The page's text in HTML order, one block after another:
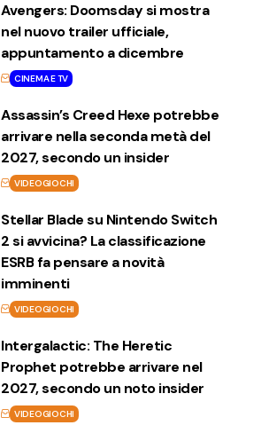
Avengers: Doomsday si mostra
nel nuovo trailer ufficiale,
appuntamento a dicembre
CINEMA E TV
Assassin’s Creed Hexe potrebbe
arrivare nella seconda metà del
2027, secondo un insider
VIDEOGIOCHI
Stellar Blade su Nintendo Switch
2 si avvicina? La classificazione
ESRB fa pensare a novità
imminenti
VIDEOGIOCHI
Intergalactic: The Heretic
Prophet potrebbe arrivare nel
2027, secondo un noto insider
VIDEOGIOCHI